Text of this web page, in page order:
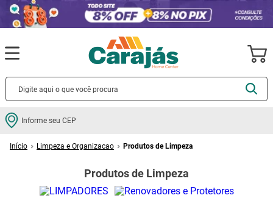
Informe seu CEP
Limpeza e Organizacao Produtos de Limpeza
Produtos de Limpeza
Termos mais buscados
revestimento